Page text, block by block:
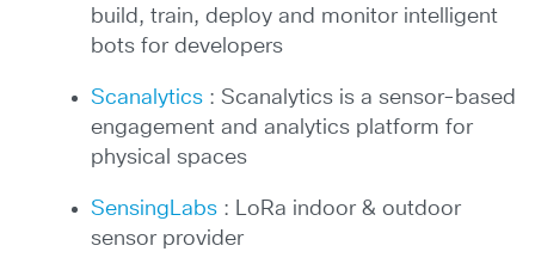
build, train, deploy and monitor intelligent
bots for developers
Scanalytics : Scanalytics is a sensor-based
engagement and analytics platform for
physical spaces
SensingLabs : LoRa indoor & outdoor
sensor provider